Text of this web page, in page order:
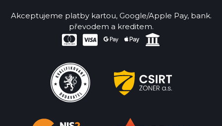
Akceptujeme platby kartou, Google/Apple Pay, bank.
převodem a kreditem.